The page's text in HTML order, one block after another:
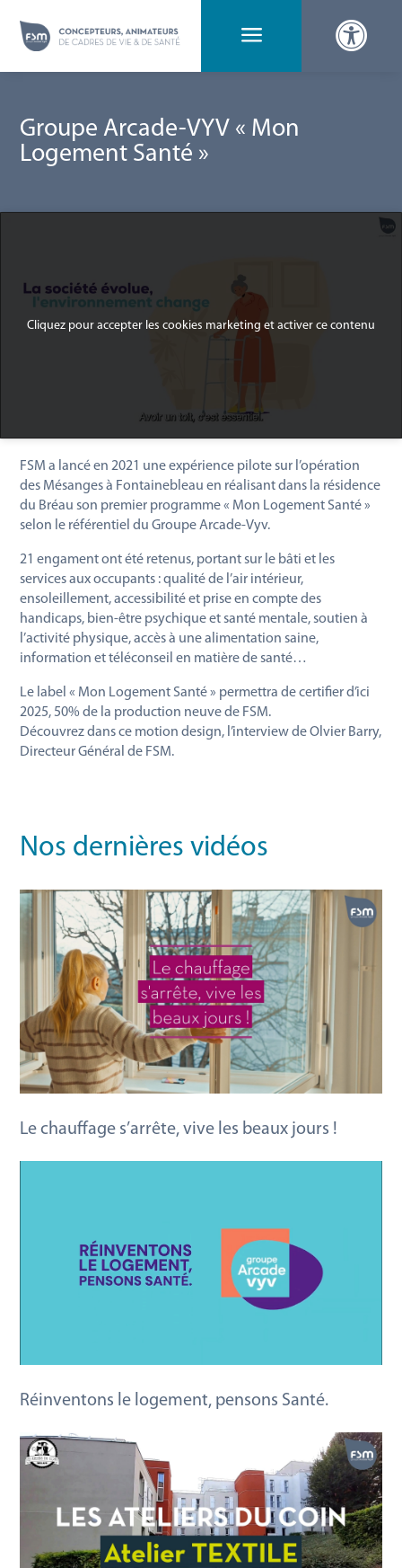
a 
Groupe Arcade-VYV « Mon
Logement Santé »
Cliquez pour accepter les cookies marketing et activer ce contenu
FSM a lancé en 2021 une expérience pilote sur l’opération
des Mésanges à Fontainebleau en réalisant dans la résidence
du Bréau son premier programme « Mon Logement Santé »
selon le référentiel du Groupe Arcade-Vyv.
21 engament ont été retenus, portant sur le bâti et les
services aux occupants : qualité de l’air intérieur,
ensoleillement, accessibilité et prise en compte des
handicaps, bien-être psychique et santé mentale, soutien à
l’activité physique, accès à une alimentation saine,
information et téléconseil en matière de santé…
Le label « Mon Logement Santé » permettra de certifier d’ici
2025, 50% de la production neuve de FSM.
Découvrez dans ce motion design, l’interview de Olvier Barry,
Directeur Général de FSM.
Nos dernières vidéos
Le chauffage s’arrête, vive les beaux jours !
Réinventons le logement, pensons Santé.